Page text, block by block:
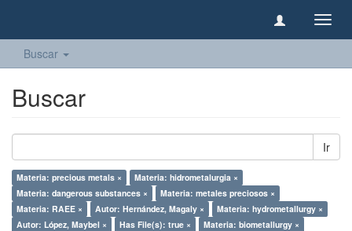
Buscar
Buscar
Ir
Materia: precious metals ×
Materia: hidrometalurgia ×
Materia: dangerous substances ×
Materia: metales preciosos ×
Materia: RAEE ×
Autor: Hernández, Magaly ×
Materia: hydrometallurgy ×
Autor: López, Maybel ×
Has File(s): true × Materia: biometallurgy ×